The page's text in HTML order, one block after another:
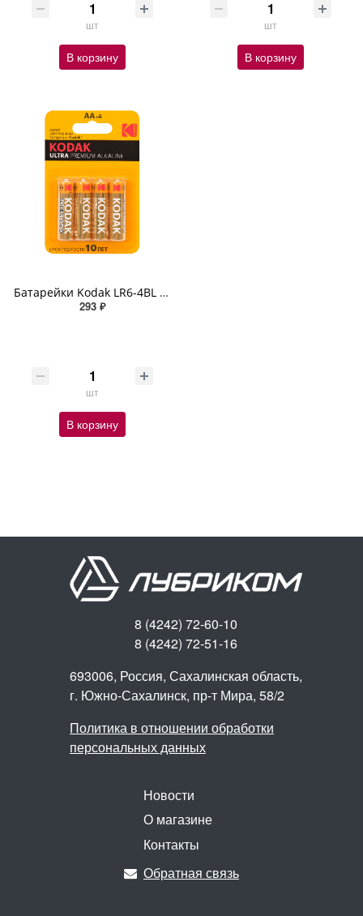
шт
В корзину
шт
В корзину
Батарейки Kodak LR6-4BL ULTRA PREMIUM Alkaline AA-4шт.
293 ₽
шт
В корзину
8 (4242) 72-60-10
8 (4242) 72-51-16
693006, Россия, Сахалинская область,
г. Южно-Сахалинск, пр-т Мира, 58/2
Политика в отношении обработки
персональных данных
Новости
О магазине
Контакты
Обратная связь